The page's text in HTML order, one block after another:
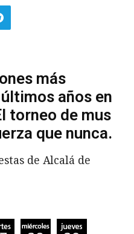
más
años en
torneo de mus
que nunca.
de Alcalá de